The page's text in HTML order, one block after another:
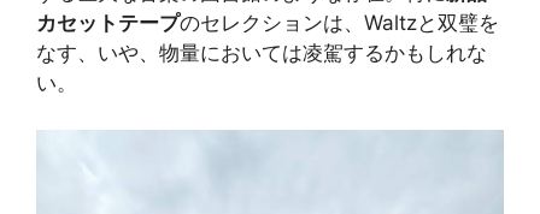
カセットテープのセレクションは、Waltzと双璧を
なす、いや、物量においては凌駕するかもしれな
い。